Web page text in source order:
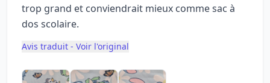
trop grand et conviendrait mieux comme sac à
dos scolaire.
Avis traduit - Voir l'original